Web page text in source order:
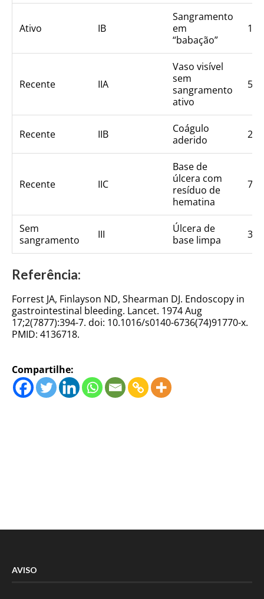
Ativo IB
Sangramento
em
“babação”
10-
Recente IIA
Vaso visível
sem
sangramento
ativo
Recente IIB
Coágulo
aderido
25-
Recente IIC
Base de
úlcera com
resíduo de
hematina
7-
Sem
sangramento
III
Úlcera de
base limpa
3-
Referência:
Forrest JA, Finlayson ND, Shearman DJ. Endoscopy in
gastrointestinal bleeding. Lancet. 1974 Aug
17;2(7877):394-7. doi: 10.1016/s0140-6736(74)91770-x.
PMID: 4136718.
Compartilhe:
AVISO